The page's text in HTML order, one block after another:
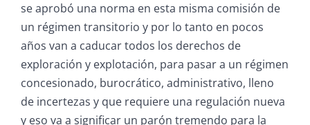
se aprobó una norma en esta misma comisión de
un régimen transitorio y por lo tanto en pocos
años van a caducar todos los derechos de
exploración y explotación, para pasar a un régimen
concesionado, burocrático, administrativo, lleno
de incertezas y que requiere una regulación nueva
y eso va a significar un parón tremendo para la